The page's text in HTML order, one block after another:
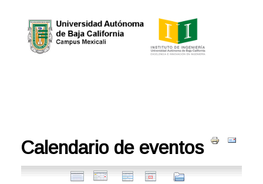
Calendario de eventos